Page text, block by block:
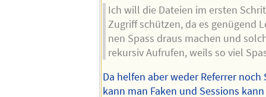
Ich will die Dateien im ersten
Zugriff schützen, da es genügend
nen Spass draus machen und
rekursiv Aufrufen, weils so viel
Da helfen aber weder Referrer noch
kann man Faken und Sessions